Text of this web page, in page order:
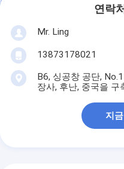
연락
Mr. Ling
13873178021
B6, 싱공창 공단,
장사, 후난, 중국을 구
지